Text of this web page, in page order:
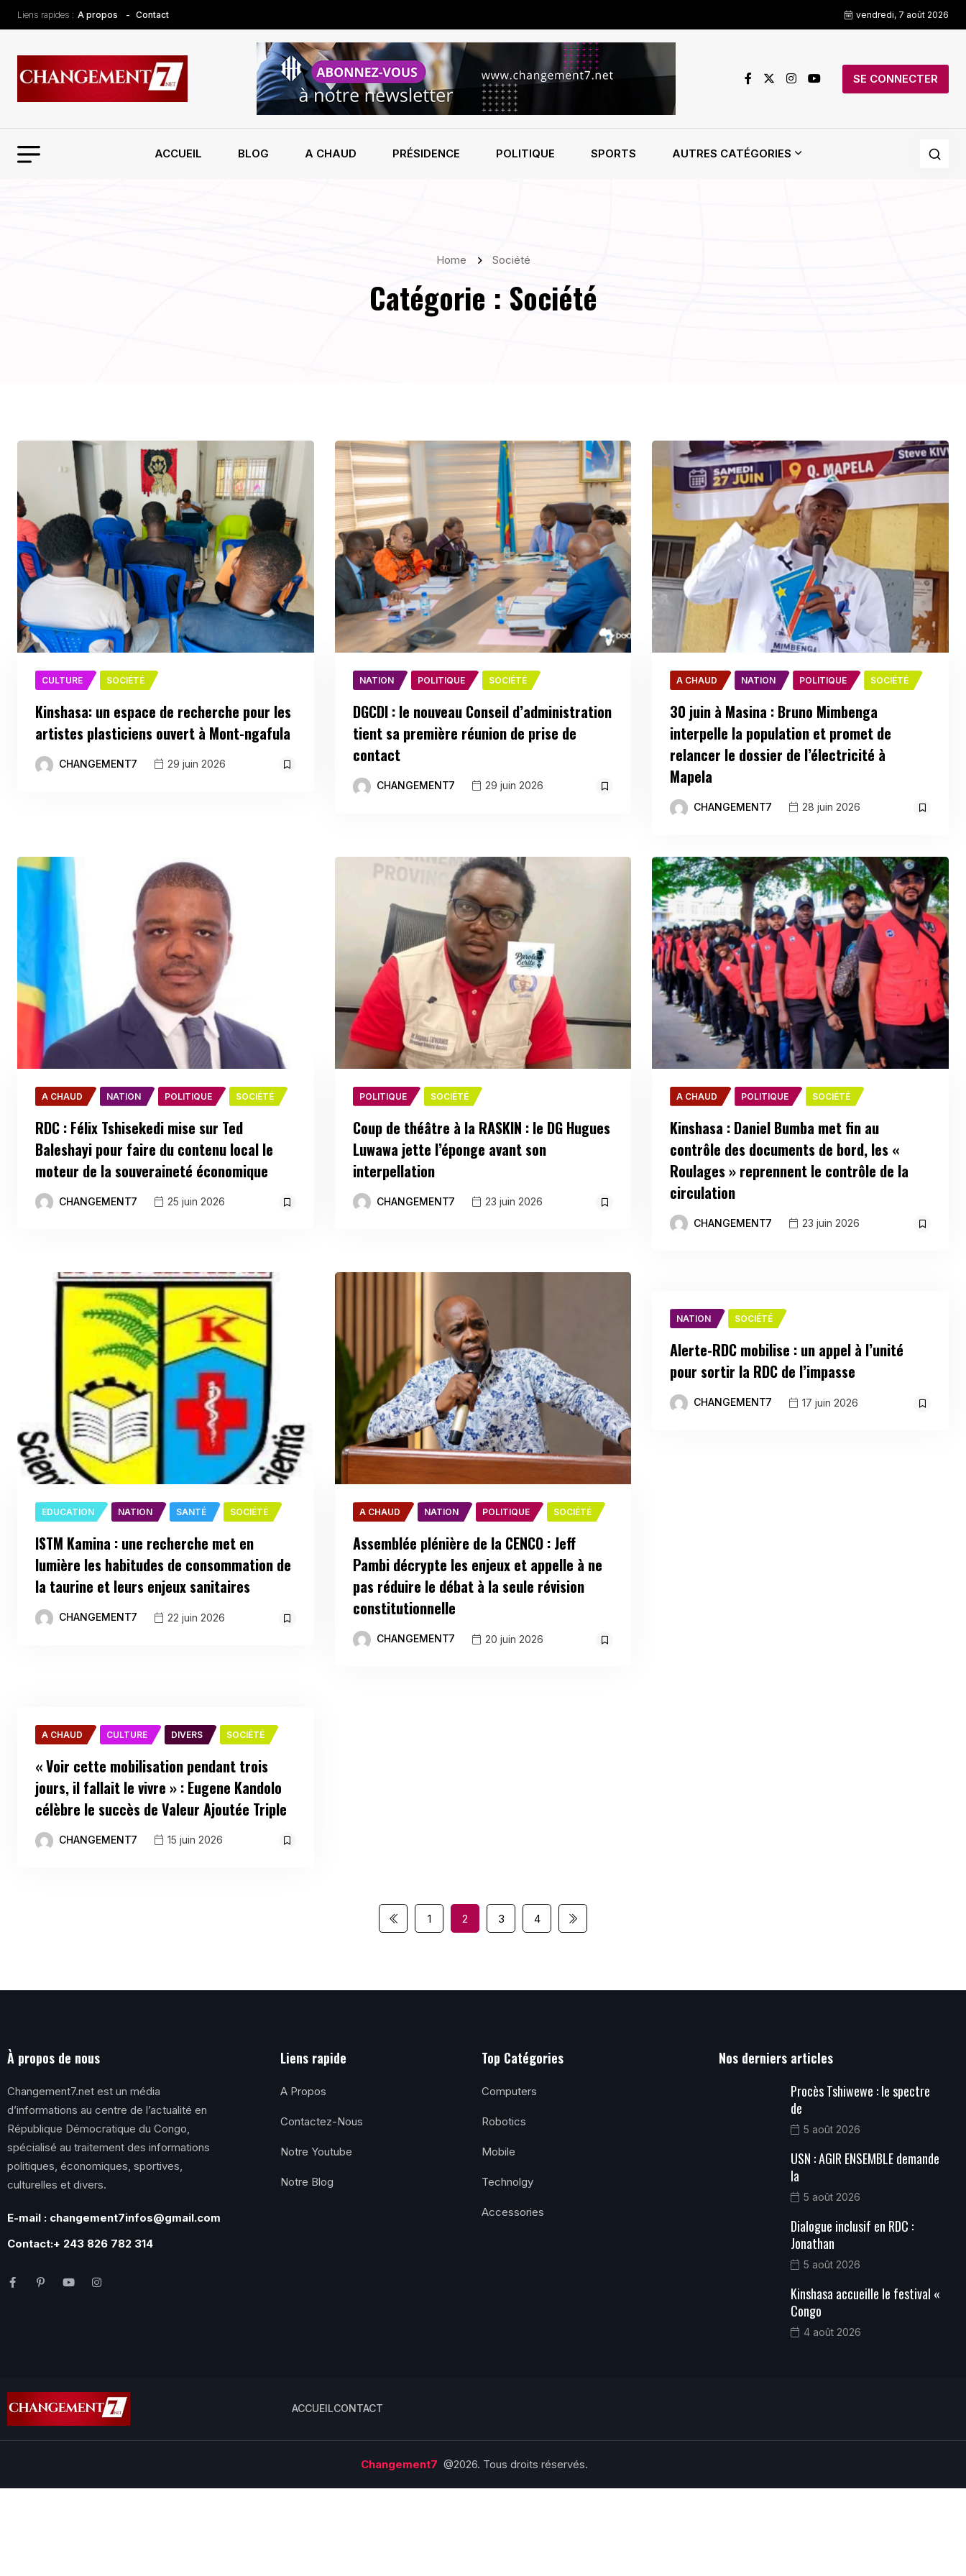
Liens rapides : A propos Contact vendredi, 7 août 2026
SE CONNECTER
ACCUEIL BLOG A CHAUD PRÉSIDENCE POLITIQUE SPORTS AUTRES CATÉGORIES
Home Société
Catégorie : Société
CULTURE SOCIÉTÉ
Kinshasa: un espace de recherche pour les
artistes plasticiens ouvert à Mont-ngafula
CHANGEMENT7 29 juin 2026
NATION POLITIQUE SOCIÉTÉ
DGCDI : le nouveau Conseil d’administration
tient sa première réunion de prise de
contact
CHANGEMENT7 29 juin 2026
A CHAUD NATION POLITIQUE SOCIÉTÉ
30 juin à Masina : Bruno Mimbenga
interpelle la population et promet de
relancer le dossier de l’électricité à
Mapela
CHANGEMENT7 28 juin 2026
A CHAUD NATION POLITIQUE SOCIÉTÉ
RDC : Félix Tshisekedi mise sur Ted
Baleshayi pour faire du contenu local le
moteur de la souveraineté économique
CHANGEMENT7 25 juin 2026
POLITIQUE SOCIÉTÉ
Coup de théâtre à la RASKIN : le DG Hugues
Luwawa jette l’éponge avant son
interpellation
CHANGEMENT7 23 juin 2026
A CHAUD POLITIQUE SOCIÉTÉ
Kinshasa : Daniel Bumba met fin au
contrôle des documents de bord, les «
Roulages » reprennent le contrôle de la
circulation
CHANGEMENT7 23 juin 2026
EDUCATION NATION SANTÉ SOCIÉTÉ
ISTM Kamina : une recherche met en
lumière les habitudes de consommation de
la taurine et leurs enjeux sanitaires
CHANGEMENT7 22 juin 2026
A CHAUD NATION POLITIQUE SOCIÉTÉ
Assemblée plénière de la CENCO : Jeff
Pambi décrypte les enjeux et appelle à ne
pas réduire le débat à la seule révision
constitutionnelle
CHANGEMENT7 20 juin 2026
NATION SOCIÉTÉ
Alerte-RDC mobilise : un appel à l’unité
pour sortir la RDC de l’impasse
CHANGEMENT7 17 juin 2026
A CHAUD CULTURE DIVERS SOCIÉTÉ
« Voir cette mobilisation pendant trois
jours, il fallait le vivre » : Eugene Kandolo
célèbre le succès de Valeur Ajoutée Triple
CHANGEMENT7 15 juin 2026
1 2 3 4
À propos de nous
Changement7.net est un média
d’informations au centre de l’actualité en
République Démocratique du Congo,
spécialisé au traitement des informations
politiques, économiques, sportives,
culturelles et divers.
E-mail : changement7infos@gmail.com
Contact:+ 243 826 782 314
Liens rapide
A Propos
Contactez-Nous
Notre Youtube
Notre Blog
Top Catégories
Computers
Robotics
Mobile
Technolgy
Accessories
Nos derniers articles
Procès Tshiwewe : le spectre
de
5 août 2026
USN : AGIR ENSEMBLE demande
la
5 août 2026
Dialogue inclusif en RDC :
Jonathan
5 août 2026
Kinshasa accueille le festival «
Congo
4 août 2026
ACCUEILCONTACT
Changement7 @2026. Tous droits réservés.